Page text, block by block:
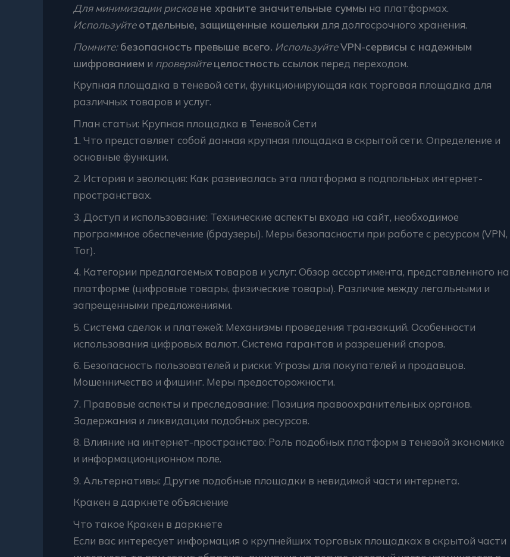
Для минимизации рисков не храните значительные суммы на платформах.
Используйте отдельные, защищенные кошельки для долгосрочного хранения.
Помните: безопасность превыше всего. ИспользуйтеVPN-сервисы с надежным
шифрованием и проверяйте целостность ссылок перед переходом.
Крупная площадка в теневой сети, функционирующая как торговая площадка для
различных товаров и услуг.
План статьи: Крупная площадка в Теневой Сети
1. Что представляет собой данная крупная площадка в скрытой сети. Определение и
основные функции.
2. История и эволюция: Как развивалась эта платформа в подпольных интернет-
пространствах.
3. Доступ и использование: Технические аспекты входа на сайт, необходимое
программное обеспечение (браузеры). Меры безопасности при работе с ресурсом (VPN,
Tor).
4. Категории предлагаемых товаров и услуг: Обзор ассортимента, представленного на
платформе (цифровые товары, физические товары). Различие между легальными и
запрещенными предложениями.
5. Система сделок и платежей: Механизмы проведения транзакций. Особенности
использования цифровых валют. Система гарантов и разрешений споров.
6. Безопасность пользователей и риски: Угрозы для покупателей и продавцов.
Мошенничество и фишинг. Меры предосторожности.
7. Правовые аспекты и преследование: Позиция правоохранительных органов.
Задержания и ликвидации подобных ресурсов.
8. Влияние на интернет-пространство: Роль подобных платформ в теневой экономике
и информационционном поле.
9. Альтернативы: Другие подобные площадки в невидимой части интернета.
Кракен в даркнете объяснение
Что такое Кракен в даркнете
Если вас интересует информация о крупнейших торговых площадках в скрытой части